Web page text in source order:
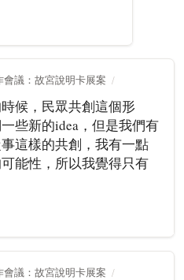
議：故宮說明卡展案
候，民眾共創這個形
些新的idea，但是我們有
這樣的共創，我有一點
能性，所以我覺得只有
議：故宮說明卡展案